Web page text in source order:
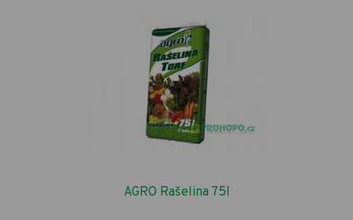
AGRO Rašelina 75l